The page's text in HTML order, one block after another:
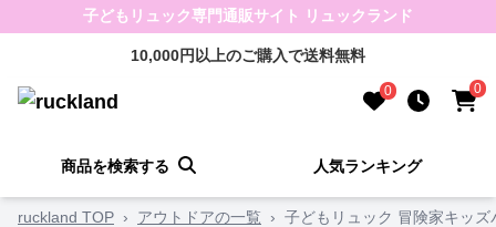
子どもリュック専門通販サイト リュックランド
10,000円以上のご購入で送料無料
0 0
商品を検索する 人気ランキング
ruckland TOP › アウトドアの一覧 › 子どもリュック 冒険家キッズ